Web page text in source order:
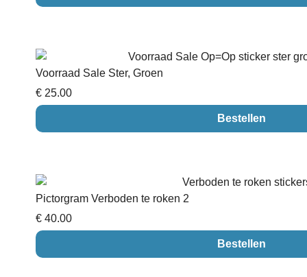
Voorraad Sale Ster, Groen
€ 25.00
Bestellen
Pictorgram Verboden te roken 2
€ 40.00
Bestellen